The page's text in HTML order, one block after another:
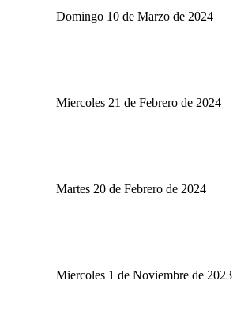
Domingo 10 de Marzo de 2024
Miercoles 21 de Febrero de 2024
Martes 20 de Febrero de 2024
Miercoles 1 de Noviembre de 2023